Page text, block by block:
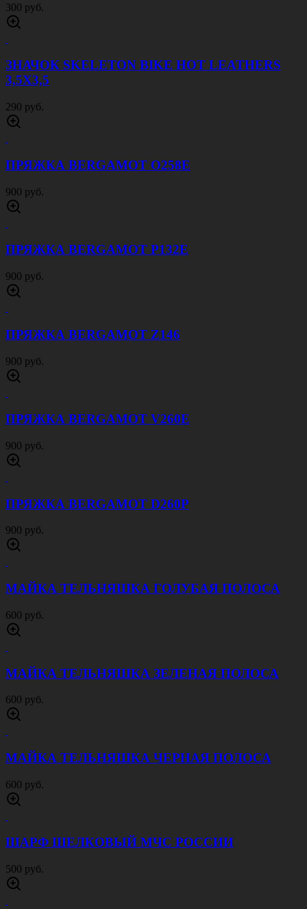
300 руб.
ЗНАЧОК SKELETON BIKE HOT LEATHERS
3,5Х3,5
290 руб.
ПРЯЖКА BERGAMOT O258E
900 руб.
ПРЯЖКА BERGAMOT P132E
900 руб.
ПРЯЖКА BERGAMOT Z146
900 руб.
ПРЯЖКА BERGAMOT V260E
900 руб.
ПРЯЖКА BERGAMOT D260P
900 руб.
МАЙКА ТЕЛЬНЯШКА ГОЛУБАЯ ПОЛОСА
600 руб.
МАЙКА ТЕЛЬНЯШКА ЗЕЛЕНАЯ ПОЛОСА
600 руб.
МАЙКА ТЕЛЬНЯШКА ЧЕРНАЯ ПОЛОСА
600 руб.
ШАРФ ШЕЛКОВЫЙ МЧС РОССИИ
500 руб.